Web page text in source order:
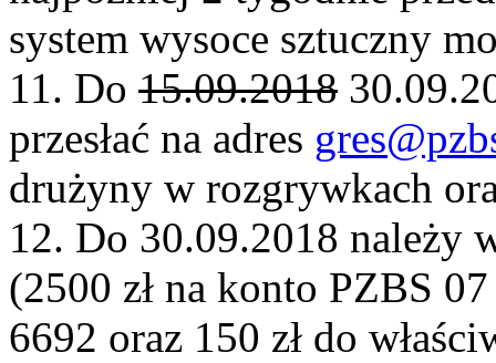
system wysoce sztuczny
11. Do 15.09.2018
przesłać na adres
drużyny w rozgrywkach
12. Do 30.09.2018 należy
(2500 zł na konto PZBS
6692 oraz 150 zł do